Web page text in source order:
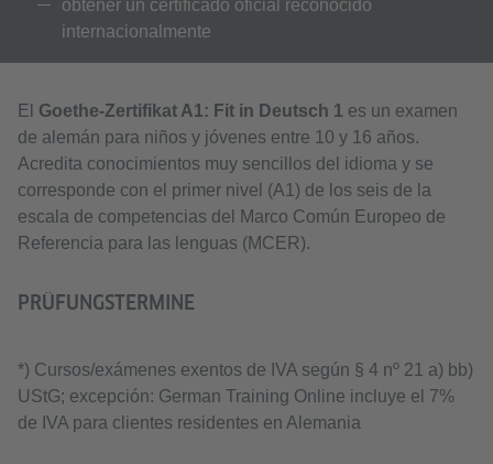
obtener un certificado oficial reconocido
internacionalmente
El Goethe-Zertifikat A1: Fit in Deutsch 1 es un examen
de alemán para niños y jóvenes entre 10 y 16 años.
Acredita conocimientos muy sencillos del idioma y se
corresponde con el primer nivel (A1) de los seis de la
escala de competencias del Marco Común Europeo de
Referencia para las lenguas (MCER).
PRÜFUNGSTERMINE
*) Cursos/exámenes exentos de IVA según § 4 nº 21 a) bb)
UStG; excepción: German Training Online incluye el 7%
de IVA para clientes residentes en Alemania